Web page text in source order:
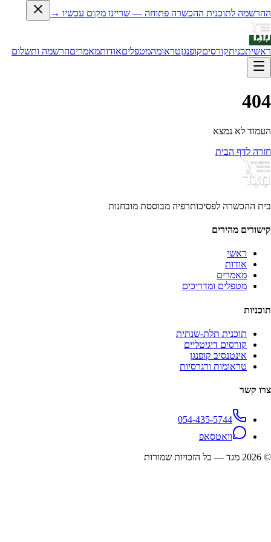
ההרשמה לתוכנית ההכשרה פתוחה — שריינו מקום עכשיו →
ראשיתכניתקורסיםקופנגןטראומהמטפליםאודותמאמריםהרשמה ותשלום
404
העמוד לא נמצא
חזרה לדף הבית
בית ההכשרה לפסיכותרפיה מבוססת מובחנות
קישורים מהירים
ראשי
אודות
מאמרים
מטפלים ומדריכים
תוכניות
תוכנית תלת-שנתית
קורסים דיגיטליים
אינטנסיב קופנגן
טראומות ורגרסיות
צרו קשר
054-435-5744
וואטסאפ
©
2026 מגד — כל הזכויות שמורות